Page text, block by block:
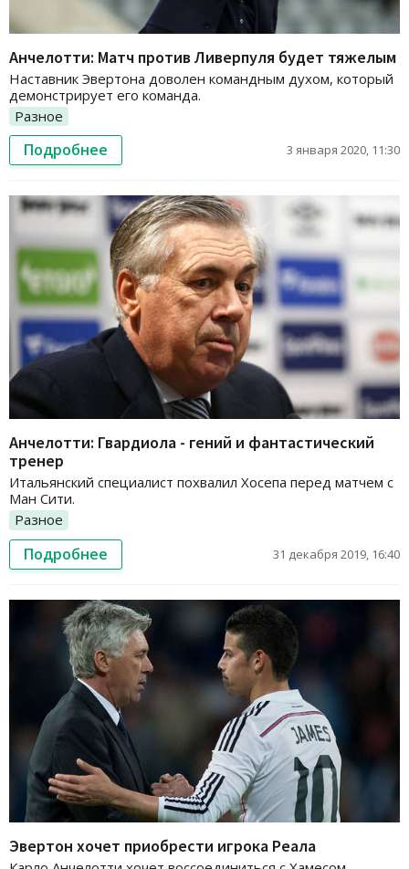
Анчелотти: Матч против Ливерпуля будет тяжелым
Наставник Эвертона доволен командным духом, который
демонстрирует его команда.
Разное
Подробнее 3 января 2020, 11:30
Анчелотти: Гвардиола - гений и фантастический
тренер
Итальянский специалист похвалил Хосепа перед матчем с
Ман Сити.
Разное
Подробнее 31 декабря 2019, 16:40
Эвертон хочет приобрести игрока Реала